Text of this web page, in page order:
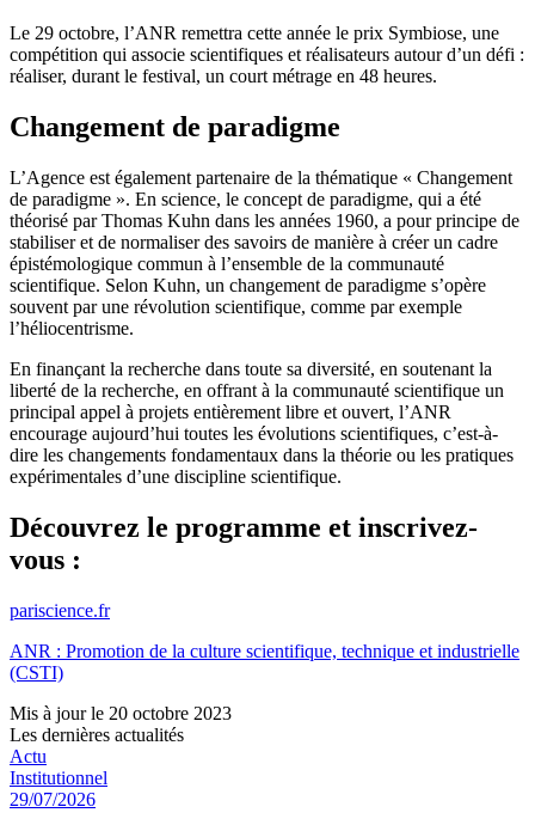
Le 29 octobre, l’ANR remettra cette année le prix Symbiose, une
compétition qui associe scientifiques et réalisateurs autour d’un défi :
réaliser, durant le festival, un court métrage en 48 heures.
Changement de paradigme
L’Agence est également partenaire de la thématique « Changement
de paradigme ». En science, le concept de paradigme, qui a été
théorisé par Thomas Kuhn dans les années 1960, a pour principe de
stabiliser et de normaliser des savoirs de manière à créer un cadre
épistémologique commun à l’ensemble de la communauté
scientifique. Selon Kuhn, un changement de paradigme s’opère
souvent par une révolution scientifique, comme par exemple
l’héliocentrisme.
En finançant la recherche dans toute sa diversité, en soutenant la
liberté de la recherche, en offrant à la communauté scientifique un
principal appel à projets entièrement libre et ouvert, l’ANR
encourage aujourd’hui toutes les évolutions scientifiques, c’est-à-
dire les changements fondamentaux dans la théorie ou les pratiques
expérimentales d’une discipline scientifique.
Découvrez le programme et inscrivez-
vous :
pariscience.fr
ANR : Promotion de la culture scientifique, technique et industrielle
(CSTI)
Mis à jour le 20 octobre 2023
Les dernières actualités
Actu
Institutionnel
29/07/2026